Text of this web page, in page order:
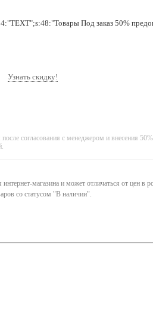
Под заказ 50%
Узнать скидку!
согласования с менеджером и внесения
интернет-магазина и может отличаться от цен в
со статусом "В наличии".